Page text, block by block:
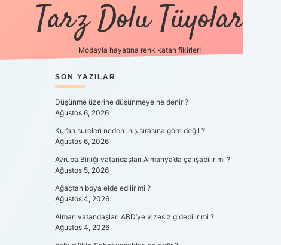
Tarz Dolu Tüyolar
Modayla hayatına renk katan fikirler!
SIDEBAR
SON YAZILAR
Düşünme üzerine düşünmeye ne denir ?
Ağustos 6, 2026
Kur’an sureleri neden iniş sırasına göre değil ?
Ağustos 6, 2026
Avrupa Birliği vatandaşları Almanya’da çalışabilir mi ?
Ağustos 5, 2026
Ağaçtan boya elde edilir mi ?
Ağustos 4, 2026
Alman vatandaşları ABD’ye vizesiz gidebilir mi ?
Ağustos 4, 2026